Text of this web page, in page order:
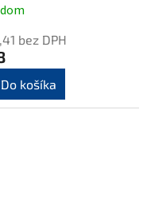
bez DPH
Do košíka